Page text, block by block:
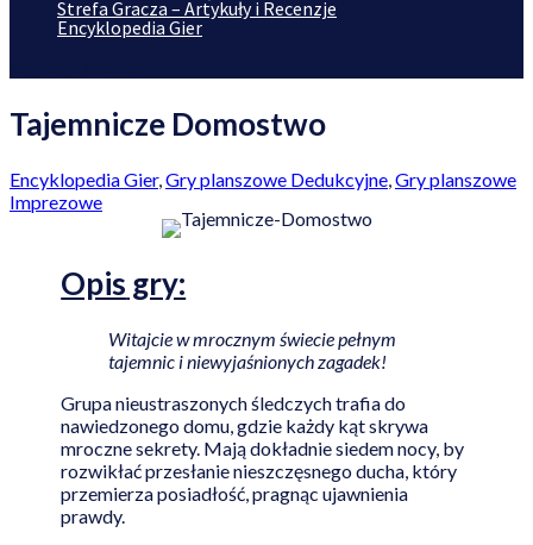
Strefa Gracza – Artykuły i Recenzje
Encyklopedia Gier
Tajemnicze Domostwo
Encyklopedia Gier,Gry planszowe Dedukcyjne,Gry planszowe
Imprezowe
Opis gry:
Witajcie w mrocznym świecie pełnym
tajemnic i niewyjaśnionych zagadek!
Grupa nieustraszonych śledczych trafia do
nawiedzonego domu, gdzie każdy kąt skrywa
mroczne sekrety. Mają dokładnie siedem nocy, by
rozwikłać przesłanie nieszczęsnego ducha, który
przemierza posiadłość, pragnąc ujawnienia
prawdy.